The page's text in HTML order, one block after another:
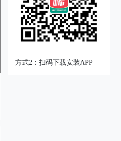
方式2：扫码下载安装APP